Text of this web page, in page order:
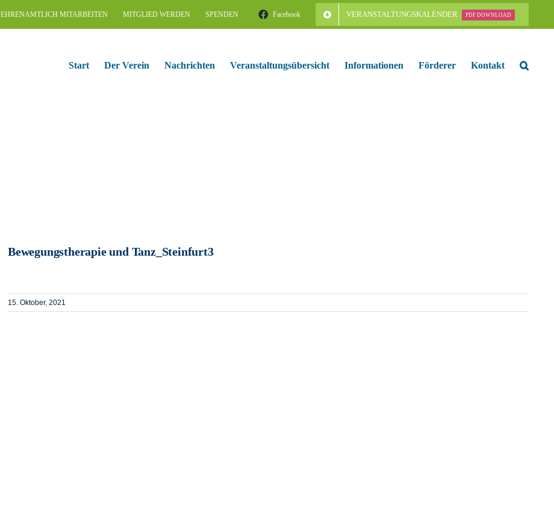
EHRENAMTLICH MITARBEITEN MITGLIED WERDEN SPENDEN Facebook VERANSTALTUNGSKALENDER PDF DOWNLOAD
Start Der Verein Nachrichten Veranstaltungsübersicht Informationen Förderer Kontakt
Bewegungstherapie und Tanz_Steinfurt3
15. Oktober, 2021